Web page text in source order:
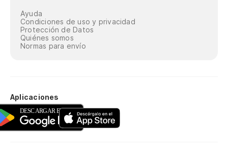
Ayuda
Condiciones de uso y privacidad
Protección de Datos
Quiénes somos
Normas para envío
Aplicaciones